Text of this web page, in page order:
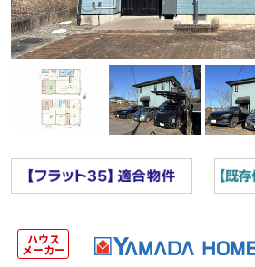
ハウス
メーカー